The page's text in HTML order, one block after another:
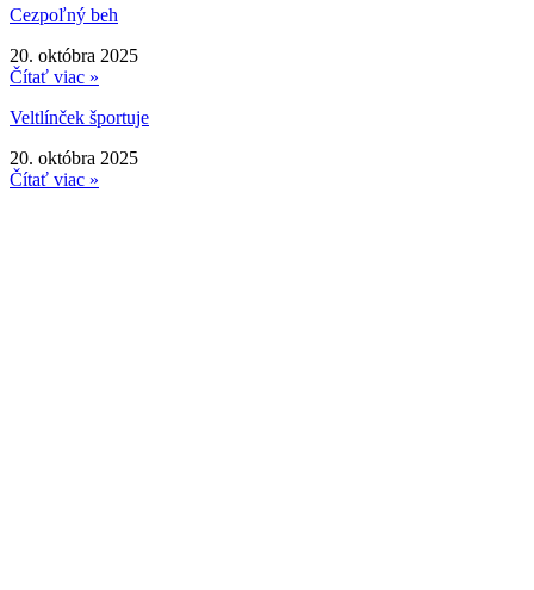
Cezpoľný beh
20. októbra 2025
Čítať viac »
Veltlínček športuje
20. októbra 2025
Čítať viac »